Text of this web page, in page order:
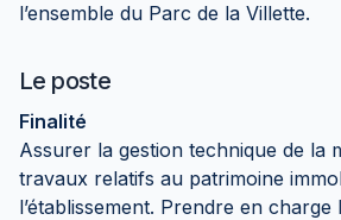
l’ensemble du Parc de la Villette.
Le poste
Finalité
Assurer la gestion technique de la
travaux relatifs au patrimoine
l’établissement. Prendre en